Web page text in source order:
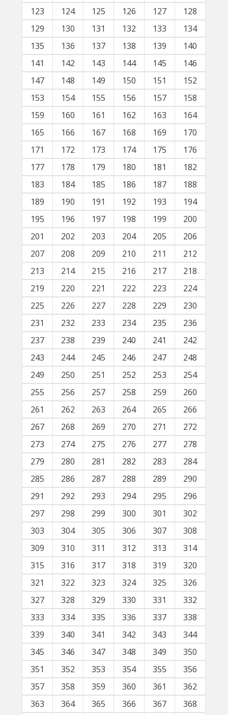
123
124 125 126 127
128
129
130 131 132 133
134
135
136 137 138 139
140
141
142 143 144 145
146
147
148 149 150 151
152
153
154 155 156 157
158
159
160 161 162 163
164
165
166 167 168 169
170
171
172 173 174 175
176
177
178 179 180 181
182
183
184 185 186 187
188
189
190 191 192 193
194
195
196 197 198 199
200
201
202 203 204 205
206
207
208 209 210 211
212
213
214 215 216 217
218
219
220 221 222 223
224
225
226 227 228 229
230
231
232 233 234 235
236
237
238 239 240 241
242
243
244 245 246 247
248
249
250 251 252 253
254
255
256 257 258 259
260
261
262 263 264 265
266
267
268 269 270 271
272
273
274 275 276 277
278
279
280 281 282 283
284
285
286 287 288 289
290
291
292 293 294 295
296
297
298 299 300 301
302
303
304 305 306 307
308
309
310 311 312 313
314
315
316 317 318 319
320
321
322 323 324 325
326
327
328 329 330 331
332
333
334 335 336 337
338
339
340 341 342 343
344
345
346 347 348 349
350
351
352 353 354 355
356
357
358 359 360 361
362
363
364 365 366 367 368